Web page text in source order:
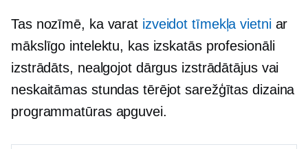
Tas nozīmē, ka varat izveidot tīmekļa vietniar
mākslīgo intelektu, kas izskatās profesionāli
izstrādāts, nealgojot dārgus izstrādātājus vai
neskaitāmas stundas tērējot sarežģītas dizaina
programmatūras apguvei.